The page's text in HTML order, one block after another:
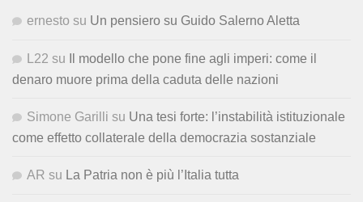
ernesto su Un pensiero su Guido Salerno Aletta
L22 su
Il modello che pone fine agli imperi: come il
denaro muore prima della caduta delle nazioni
Simone Garilli su Una tesi forte: l’instabilità istituzionale
come effetto collaterale della democrazia sostanziale
AR su La Patria non è più l’Italia tutta